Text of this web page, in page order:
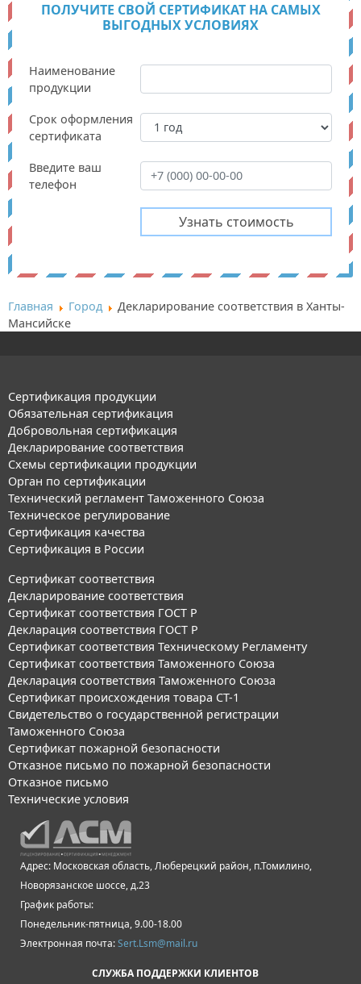
ПОЛУЧИТЕ СВОЙ СЕРТИФИКАТ НА САМЫХ
ВЫГОДНЫХ УСЛОВИЯХ
Наименование
продукции
Срок оформления
сертификата
Введите ваш
телефон
Главная Город
Декларирование соответствия в Ханты-
Мансийске
Сертификация продукции
Обязательная сертификация
Добровольная сертификация
Декларирование соответствия
Схемы сертификации продукции
Орган по сертификации
Технический регламент Таможенного Союза
Техническое регулирование
Сертификация качества
Сертификация в России
Сертификат соответствия
Декларирование соответствия
Сертификат соответствия ГОСТ Р
Декларация соответствия ГОСТ Р
Сертификат соответствия Техническому Регламенту
Сертификат соответствия Таможенного Союза
Декларация соответствия Таможенного Союза
Сертификат происхождения товара СТ-1
Свидетельство о государственной регистрации
Таможенного Союза
Сертификат пожарной безопасности
Отказное письмо по пожарной безопасности
Отказное письмо
Технические условия
Адрес: Московская область, Люберецкий район, п.Томилино,
Новорязанское шоссе, д.23
График работы:
Понедельник-пятница, 9.00-18.00
Электронная почта:Sert.Lsm@mail.ru
СЛУЖБА ПОДДЕРЖКИ КЛИЕНТОВ